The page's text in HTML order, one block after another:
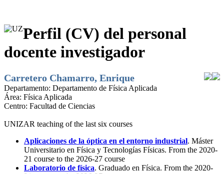
Perfil (CV) del personal
docente investigador
Carretero Chamarro, Enrique
Departamento: Departamento de Física Aplicada
Área: Física Aplicada
Centro: Facultad de Ciencias
UNIZAR teaching of the last six courses
Aplicaciones de la óptica en el entorno industrial. Máster
Universitario en Física y Tecnologías Físicas. From the 2020-
21 course to the 2026-27 course
Laboratorio de física. Graduado en Física. From the 2020-